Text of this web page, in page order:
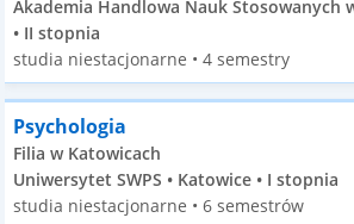
Akademia Handlowa Nauk Stosowanych
• II stopnia
studia niestacjonarne • 4 semestry
Psychologia
Filia w Katowicach
Uniwersytet SWPS • Katowice • I stopnia
studia niestacjonarne • 6 semestrów